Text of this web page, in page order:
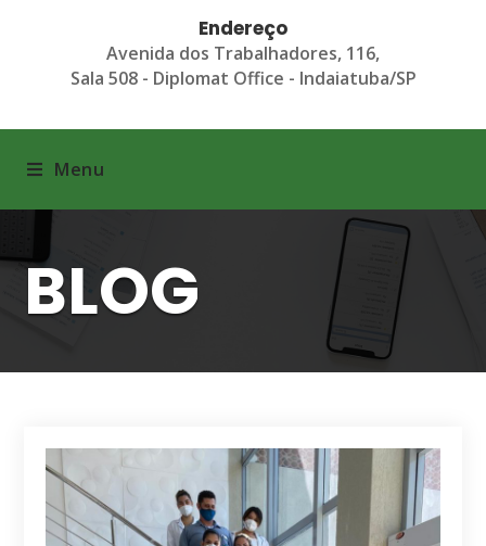
Endereço
Avenida dos Trabalhadores, 116,
Sala 508 - Diplomat Office - Indaiatuba/SP
Menu
BLOG